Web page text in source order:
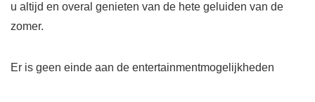
u altijd en overal genieten van de hete geluiden van de
zomer.
Er is geen einde aan de entertainmentmogelijkheden